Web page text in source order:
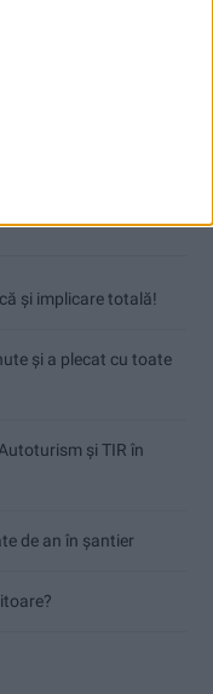
și implicare totală!
și a plecat cu toate
și TIR în
de an în șantier